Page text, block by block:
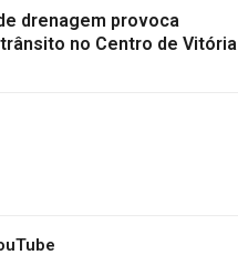
drenagem provoca
no Centro de Vitória